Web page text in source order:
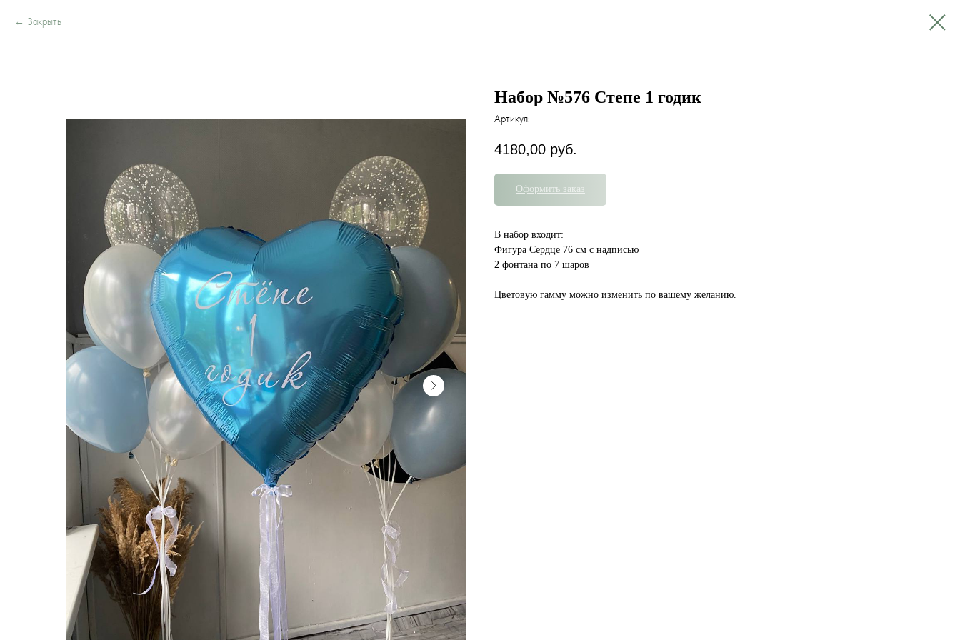
Закрыть
Набор №576 Степе 1 годик
Артикул:
4180,00 руб.
Оформить заказ
В набор входит:
Фигура Сердце 76 см с надписью
2 фонтана по 7 шаров
Цветовую гамму можно изменить по вашему желанию.